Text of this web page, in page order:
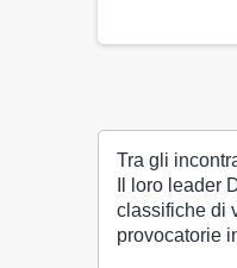
Tra gli
Il loro leader
classifiche di
provocatorie